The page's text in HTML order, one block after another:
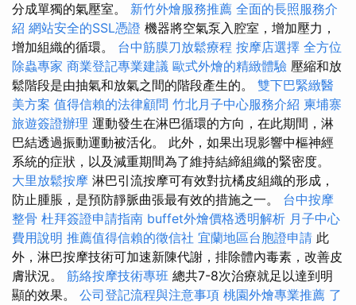
分成單獨的氣壓室。 新竹外燴服務推薦 全面的長照服務介
紹 網站安全的SSL憑證 機器將空氣泵入腔室，增加壓力，
增加組織的循環。 台中筋膜刀放鬆療程 按摩店選擇 全方位
除蟲專家 商業登記專業建議 歐式外燴的精緻體驗 壓縮和放
鬆階段是由抽氣和放氣之間的階段產生的。 雙下巴緊緻醫
美方案 值得信賴的法律顧問 竹北月子中心服務介紹 柬埔寨
旅遊簽證辦理 運動發生在淋巴循環的方向，在此期間，淋
巴結透過振動運動被活化。 此外，如果出現影響中樞神經
系統的症狀，以及減重期間為了維持結締組織的緊密度。
大里放鬆按摩 淋巴引流按摩可有效對抗橘皮組織的形成，
防止腫脹，是預防靜脈曲張最有效的措施之一。 台中按摩
整骨 杜拜簽證申請指南 buffet外燴價格透明解析 月子中心
費用說明 推薦值得信賴的徵信社 宜蘭地區台胞證申請 此
外，淋巴按摩技術可加速新陳代謝，排除體內毒素，改善皮
膚狀況。 筋絡按摩技術專班 總共7-8次治療就足以達到明
顯的效果。 公司登記流程與注意事項 桃園外燴專業推薦 了